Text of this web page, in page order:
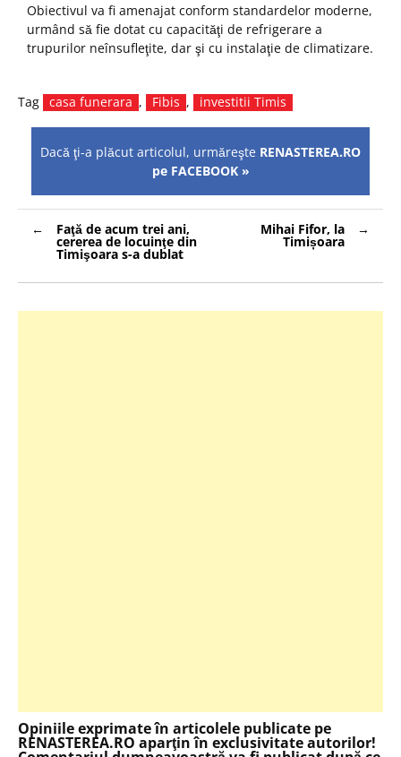
Obiectivul va fi amenajat conform standardelor moderne,
urmând să fie dotat cu capacităţi de refrigerare a
trupurilor neînsufleţite, dar şi cu instalaţie de climatizare.
Tag casa funerara , Fibis , investitii Timis
Dacă ţi-a plăcut articolul, urmăreşte RENASTEREA.RO
pe FACEBOOK »
Navigare
în
articole
Faţă de acum trei ani,
cererea de locuinţe din
Timişoara s-a dublat
Mihai Fifor, la
Timișoara
Opiniile exprimate în articolele publicate pe
RENASTEREA.RO aparţin în exclusivitate autorilor!